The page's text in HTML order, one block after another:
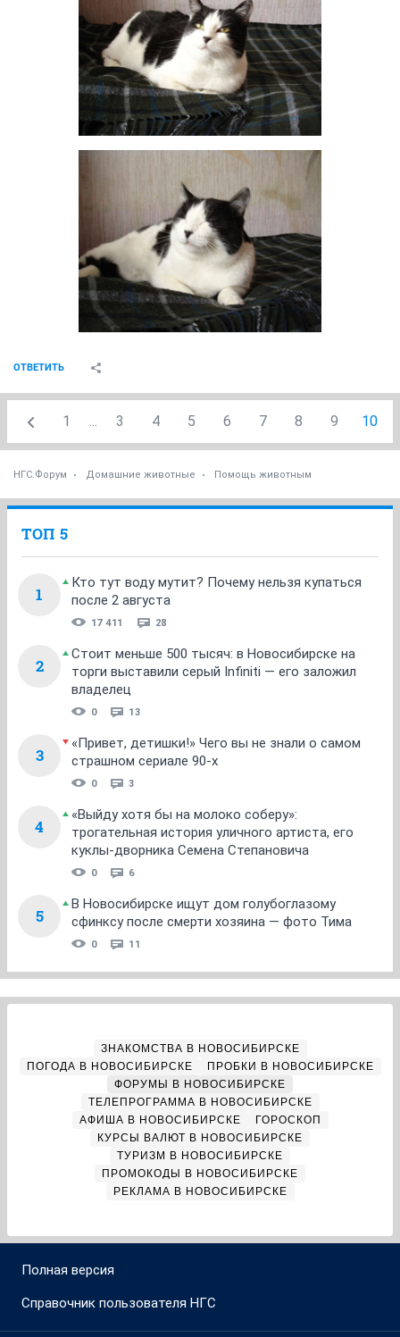
ОТВЕТИТЬ
1 ... 3 4 5 6 7 8 9 10
НГС.Форум Домашние животные Помощь животным
ТОП 5
1
Кто тут воду мутит? Почему нельзя купаться
после 2 августа
17 411 28
2
Стоит меньше 500 тысяч: в Новосибирске на
торги выставили серый Infiniti — его заложил
владелец
0 13
3
«Привет, детишки!» Чего вы не знали о самом
страшном сериале 90-х
0 3
4
«Выйду хотя бы на молоко соберу»:
трогательная история уличного артиста, его
куклы-дворника Семена Степановича
0 6
5
В Новосибирске ищут дом голубоглазому
сфинксу после смерти хозяина — фото Тима
0 11
ЗНАКОМСТВА В НОВОСИБИРСКЕ
ПОГОДА В НОВОСИБИРСКЕ
ПРОБКИ В НОВОСИБИРСКЕ
ФОРУМЫ В НОВОСИБИРСКЕ
ТЕЛЕПРОГРАММА В НОВОСИБИРСКЕ
АФИША В НОВОСИБИРСКЕ
ГОРОСКОП
КУРСЫ ВАЛЮТ В НОВОСИБИРСКЕ
ТУРИЗМ В НОВОСИБИРСКЕ
ПРОМОКОДЫ В НОВОСИБИРСКЕ
РЕКЛАМА В НОВОСИБИРСКЕ
Полная версия
Справочник пользователя НГС